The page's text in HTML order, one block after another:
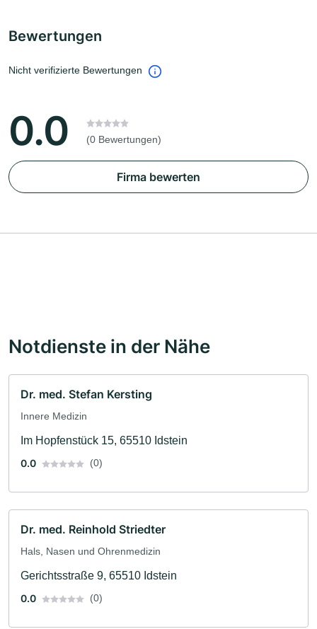
Bewertungen
Nicht verifizierte Bewertungen
0.0 (0 Bewertungen)
Firma bewerten
Notdienste in der Nähe
Dr. med. Stefan Kersting
Innere Medizin
Im Hopfenstück 15, 65510 Idstein
0.0
(0)
Dr. med. Reinhold Striedter
Hals, Nasen und Ohrenmedizin
Gerichtsstraße 9, 65510 Idstein
0.0
(0)